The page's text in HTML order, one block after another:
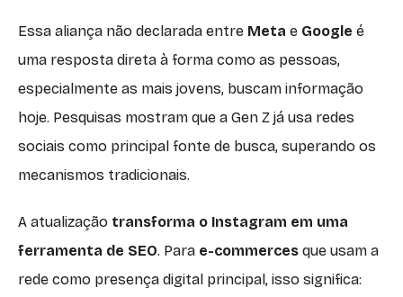
Essa aliança não declarada entre Meta e Google é
uma resposta direta à forma como as pessoas,
especialmente as mais jovens, buscam informação
hoje. Pesquisas mostram que a Gen Z já usa redes
sociais como principal fonte de busca, superando os
mecanismos tradicionais.
A atualização transforma o Instagram em uma
ferramenta de SEO. Para e-commerces que usam a
rede como presença digital principal, isso significa: